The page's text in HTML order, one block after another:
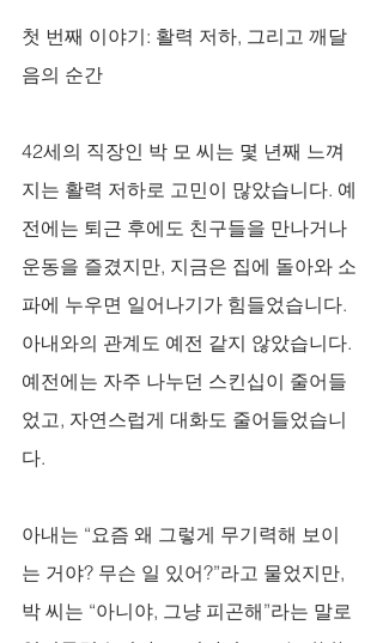
첫 번째 이야기: 활력 저하, 그리고 깨달
음의 순간
42세의 직장인 박 모 씨는 몇 년째 느껴
지는 활력 저하로 고민이 많았습니다. 예
전에는 퇴근 후에도 친구들을 만나거나
운동을 즐겼지만, 지금은 집에 돌아와 소
파에 누우면 일어나기가 힘들었습니다.
아내와의 관계도 예전 같지 않았습니다.
예전에는 자주 나누던 스킨십이 줄어들
었고, 자연스럽게 대화도 줄어들었습니
다.
아내는 “요즘 왜 그렇게 무기력해 보이
는 거야? 무슨 일 있어?”라고 물었지만,
박 씨는 “아니야, 그냥 피곤해”라는 말로